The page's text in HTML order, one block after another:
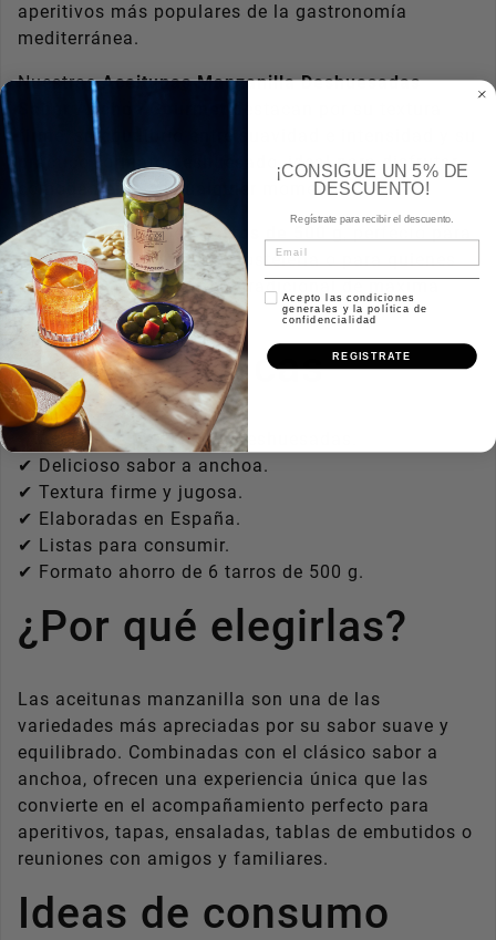
aperitivos más populares de la gastronomía
mediterránea.
NuestrasAceitunas Manzanilla Deshuesadas
Sabor Anchoa Gourmet
destacan por su textura
firme, su equilibrio entre suavidad e intensidad y su
práctico formato deshuesado, ideal para disfrutar
cómodamente en cualquier momento.
Este pack contiene6 tarros de 500 g
familias, celebraciones, hostelería o para quienes
disfrutan de un aperitivo tradicional de máxima
calidad.
Características
✔ Aceitunas manzanilla deshuesadas.
✔ Delicioso sabor a anchoa.
✔ Textura firme y jugosa.
✔ Elaboradas en España.
✔ Listas para consumir.
✔ Formato ahorro de 6 tarros de 500 g.
¿Por qué elegirlas?
Las aceitunas manzanilla son una de las
variedades más apreciadas por su sabor suave y
equilibrado. Combinadas con el clásico sabor a
anchoa, ofrecen una experiencia única que las
convierte en el acompañamiento perfecto para
aperitivos, tapas, ensaladas, tablas de embutidos o
reuniones con amigos y familiares.
Ideas de consumo
¡CONSIGUE UN 5% DE
DESCUENTO!
Regístrate para recibir el descuento.
Email
* Acepto las condiciones
generales y la política de
confidencialidad
REGISTRATE